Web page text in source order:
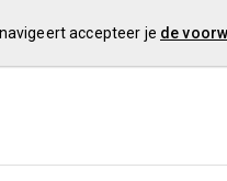
accepteer je de